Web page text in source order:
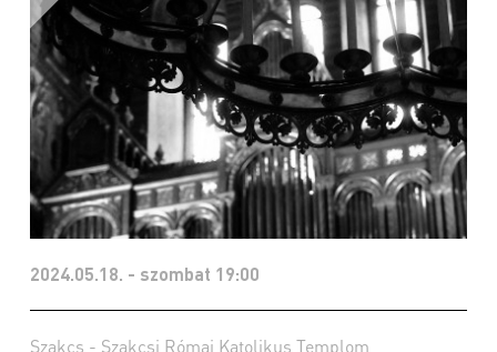
2024.05.18. - szombat 19:00
Szakcs - Szakcsi Római Katolikus Templom